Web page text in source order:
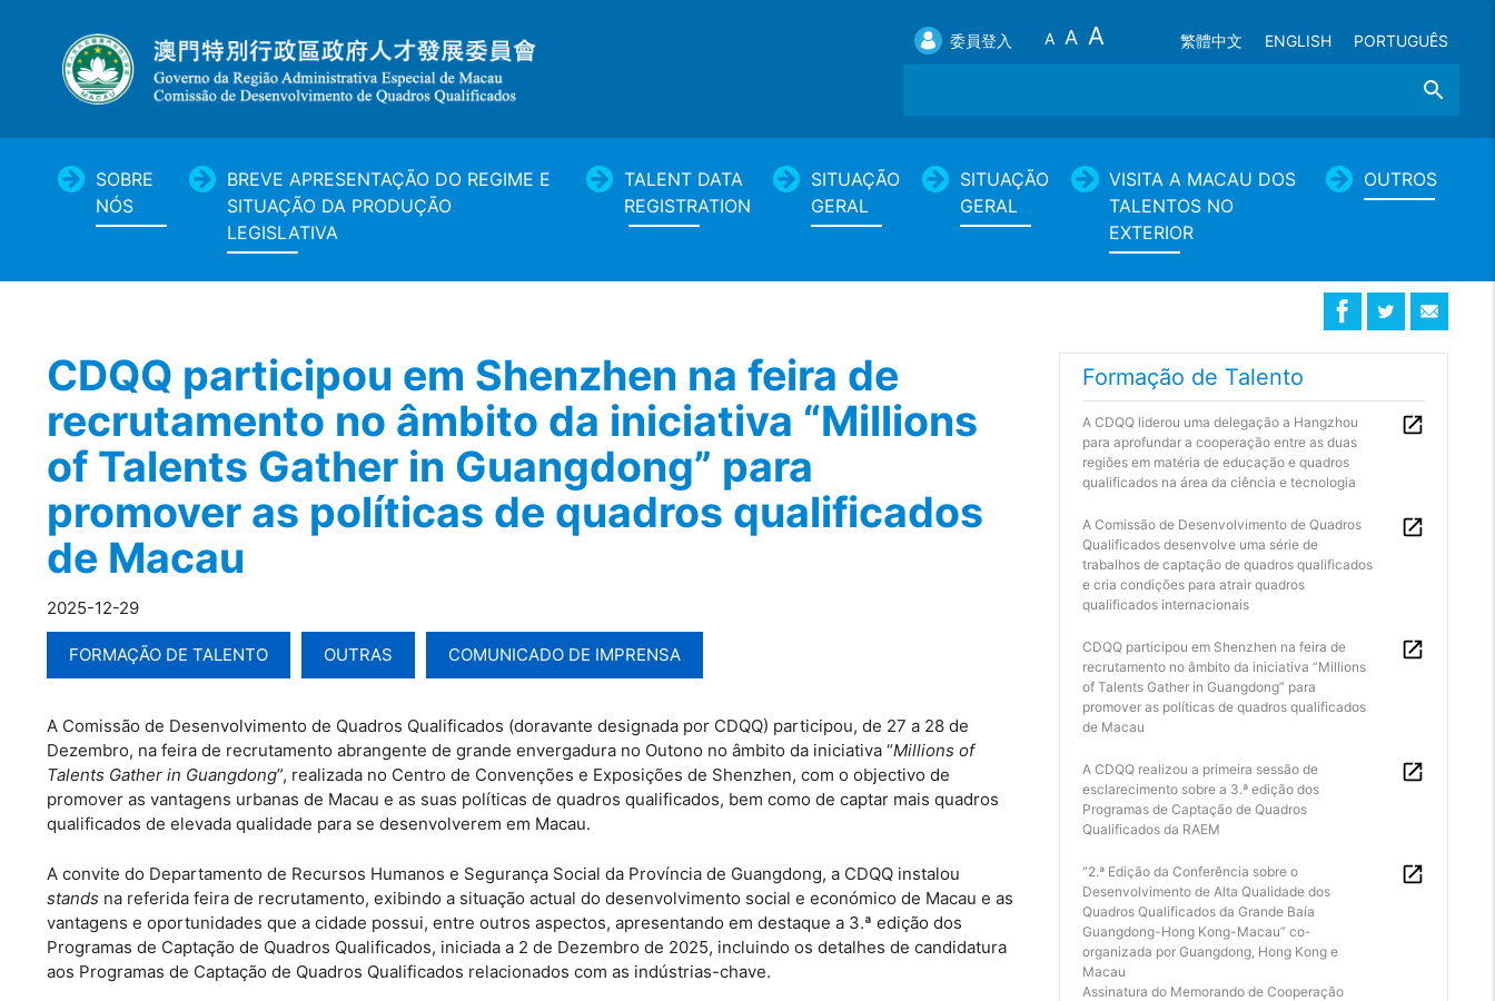
委員登入 A A A 繁體中文 ENGLISH PORTUGUÊS
SOBRE
NÓS
BREVE APRESENTAÇÃO DO REGIME E
SITUAÇÃO DA PRODUÇÃO
LEGISLATIVA
TALENT DATA
REGISTRATION
SITUAÇÃO
GERAL
SITUAÇÃO
GERAL
VISITA A MACAU DOS
TALENTOS NO
EXTERIOR
OUTROS
CDQQ participou em Shenzhen na feira de
recrutamento no âmbito da iniciativa “Millions
of Talents Gather in Guangdong” para
promover as políticas de quadros qualificados
de Macau
2025-12-29
FORMAÇÃO DE TALENTO OUTRAS COMUNICADO DE IMPRENSA
A Comissão de Desenvolvimento de Quadros Qualificados (doravante designada por CDQQ) participou, de 27 a 28 de
Dezembro, na feira de recrutamento abrangente de grande envergadura no Outono no âmbito da iniciativa “Millions of
Talents Gather in Guangdong”, realizada no Centro de Convenções e Exposições de Shenzhen, com o objectivo de
promover as vantagens urbanas de Macau e as suas políticas de quadros qualificados, bem como de captar mais quadros
qualificados de elevada qualidade para se desenvolverem em Macau.
A convite do Departamento de Recursos Humanos e Segurança Social da Província de Guangdong, a CDQQ instalou
stands na referida feira de recrutamento, exibindo a situação actual do desenvolvimento social e económico de Macau e as
vantagens e oportunidades que a cidade possui, entre outros aspectos, apresentando em destaque a 3.ª edição dos
Programas de Captação de Quadros Qualificados, iniciada a 2 de Dezembro de 2025, incluindo os detalhes de candidatura
aos Programas de Captação de Quadros Qualificados relacionados com as indústrias-chave.
Formação de Talento
A CDQQ liderou uma delegação a Hangzhou
para aprofundar a cooperação entre as duas
regiões em matéria de educação e quadros
qualificados na área da ciência e tecnologia
A Comissão de Desenvolvimento de Quadros
Qualificados desenvolve uma série de
trabalhos de captação de quadros qualificados
e cria condições para atrair quadros
qualificados internacionais
CDQQ participou em Shenzhen na feira de
recrutamento no âmbito da iniciativa “Millions
of Talents Gather in Guangdong” para
promover as políticas de quadros qualificados
de Macau
A CDQQ realizou a primeira sessão de
esclarecimento sobre a 3.ª edição dos
Programas de Captação de Quadros
Qualificados da RAEM
“2.ª Edição da Conferência sobre o
Desenvolvimento de Alta Qualidade dos
Quadros Qualificados da Grande Baía
Guangdong-Hong Kong-Macau” co-
organizada por Guangdong, Hong Kong e
Macau
Assinatura do Memorando de Cooperação